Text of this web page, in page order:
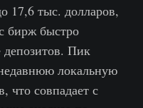
17,6 тыс. долларов,
бирж быстро
депозитов. Пик
локальную
что совпадает с